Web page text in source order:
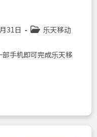
31日
Post乐天移动
部手机即可完成乐天移